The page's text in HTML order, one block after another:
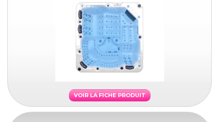
VOIR LA FICHE PRODUIT